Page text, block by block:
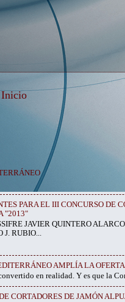
Inicio
PARA EL III CONCURSO DE
"2013"
JAVIER QUINTERO
J. RUBIO...
AMPLÍA LA
realidad. Y es que la
CORTADORES DE JAMÓN